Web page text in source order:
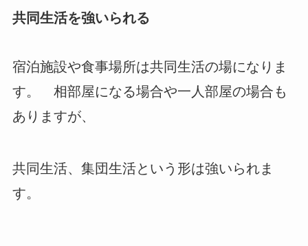
共同生活を強いられる
宿泊施設や食事場所は共同生活の場になりま
す。 相部屋になる場合や一人部屋の場合も
ありますが、
共同生活、集団生活という形は強いられま
す。